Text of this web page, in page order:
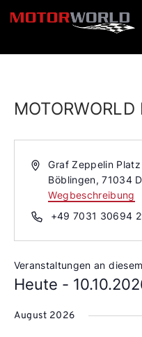
Adresse
Graf Zeppelin Platz
Böblingen, 71034
Wegbeschreibung
Telefon+49 7031 30694
Veranstaltungen an
Heute -
wählen.
August 2026